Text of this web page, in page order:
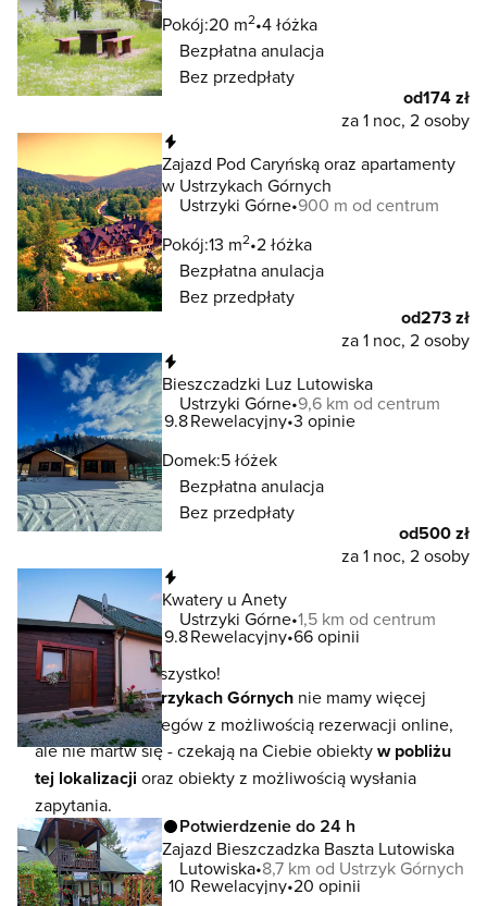
Pokój:20 m2 4 łóżka
Bezpłatna anulacja
Bez przedpłaty
od174 zł
za 1 noc, 2 osoby
Zajazd Pod Caryńską oraz apartamenty
w Ustrzykach Górnych
Ustrzyki Górne 900 m od centrum
Pokój:13 m2 2 łóżka
Bezpłatna anulacja
Bez przedpłaty
od273 zł
za 1 noc, 2 osoby
Bieszczadzki Luz Lutowiska
Ustrzyki Górne 9,6 km od centrum
9.8Rewelacyjny 3 opinie
Domek:5 łóżek
Bezpłatna anulacja
Bez przedpłaty
od500 zł
za 1 noc, 2 osoby
Kwatery u Anety
Ustrzyki Górne 1,5 km od centrum
9.8Rewelacyjny 66 opinii
To jeszcze nie wszystko!
W lokalizacjiUstrzykach Górnych nie mamy więcej
dostępnych noclegów z możliwością rezerwacji online,
ale nie martw się - czekają na Ciebie obiektyw pobliżu
tej lokalizacji oraz obiekty z możliwością wysłania
zapytania.
Potwierdzenie do 24 h
Zajazd Bieszczadzka Baszta Lutowiska
Lutowiska 8,7 km od Ustrzyk Górnych
10 Rewelacyjny 20 opinii